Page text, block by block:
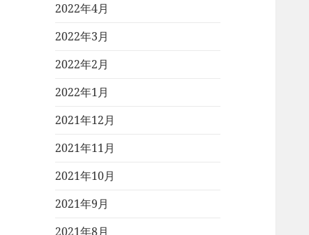
2022年4月
2022年3月
2022年2月
2022年1月
2021年12月
2021年11月
2021年10月
2021年9月
2021年8月